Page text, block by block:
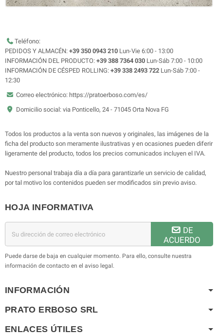
Teléfono:
PEDIDOS Y ALMACÉN: +39 350 0943 210 Lun-Vie 6:00 - 13:00
INFORMACIÓN DEL PRODUCTO: +39 388 7364 030 Lun-Sáb 7:00 - 10:00
INFORMACIÓN DE CÉSPED ROLLING: +39 338 2493 722 Lun-Sáb 7:00 -
12:30
Correo electrónico: https://pratoerboso.com/es/
Domicilio social: via Ponticello, 24 - 71045 Orta Nova FG
Todos los productos a la venta son nuevos y originales, las imágenes de la
ficha del producto son meramente ilustrativas y en ocasiones pueden diferir
ligeramente del producto, todos los precios comunicados incluyen el IVA.
Nuestro personal trabaja día a día para garantizarle un servicio de calidad,
por tal motivo los contenidos pueden ser modificados sin previo aviso.
HOJA INFORMATIVA
DE
ACUERDO
Puede darse de baja en cualquier momento. Para ello, consulte nuestra
información de contacto en el aviso legal.
INFORMACIÓN
PRATO ERBOSO SRL
ENLACES ÚTILES